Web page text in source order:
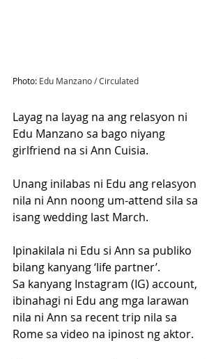
Photo: Edu Manzano / Circulated
Layag na layag na ang relasyon ni
Edu Manzano sa bago niyang
girlfriend na si Ann Cuisia.
Unang inilabas ni Edu ang relasyon
nila ni Ann noong um-attend sila sa
isang wedding last March.
Ipinakilala ni Edu si Ann sa publiko
bilang kanyang ‘life partner’.
Sa kanyang Instagram (IG) account,
ibinahagi ni Edu ang mga larawan
nila ni Ann sa recent trip nila sa
Rome sa video na ipinost ng aktor.